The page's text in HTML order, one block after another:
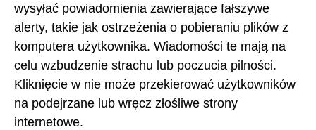
wysyłać powiadomienia zawierające fałszywe
alerty, takie jak ostrzeżenia o pobieraniu plików z
komputera użytkownika. Wiadomości te mają na
celu wzbudzenie strachu lub poczucia pilności.
Kliknięcie w nie może przekierować użytkowników
na podejrzane lub wręcz złośliwe strony
internetowe.